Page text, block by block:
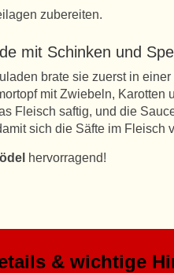
zubereiten.
mit Schinken und
brate sie zuerst in
mit Zwiebeln,
Fleisch saftig, und die
sich die Säfte im Fleisch
hervorragend!
& wichtige